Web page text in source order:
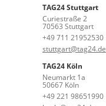
TAG24 Stuttgart
Curiestraße 2
70563 Stuttgart
+49 711 21952530
stuttgart@tag24.de
TAG24 Köln
Neumarkt 1a
50667 Köln
+49 221 98651990